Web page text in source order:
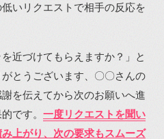
いリクエストで相手の反応を
近づけてもらえますか？」と
とうございます、〇〇さんの
を伝えてから次のお願いへ進
です。 一度リクエストを聞い
上がり、次の要求もスムーズ